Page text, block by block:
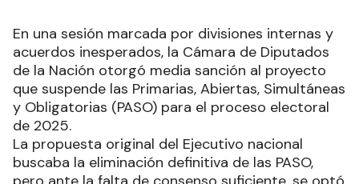
En una sesión marcada por divisiones internas y
acuerdos inesperados, la Cámara de Diputados
de la Nación otorgó media sanción al proyecto
que suspende las Primarias, Abiertas, Simultáneas
y Obligatorias (PASO) para el proceso electoral
de 2025.
La propuesta original del Ejecutivo nacional
buscaba la eliminación definitiva de las PASO,